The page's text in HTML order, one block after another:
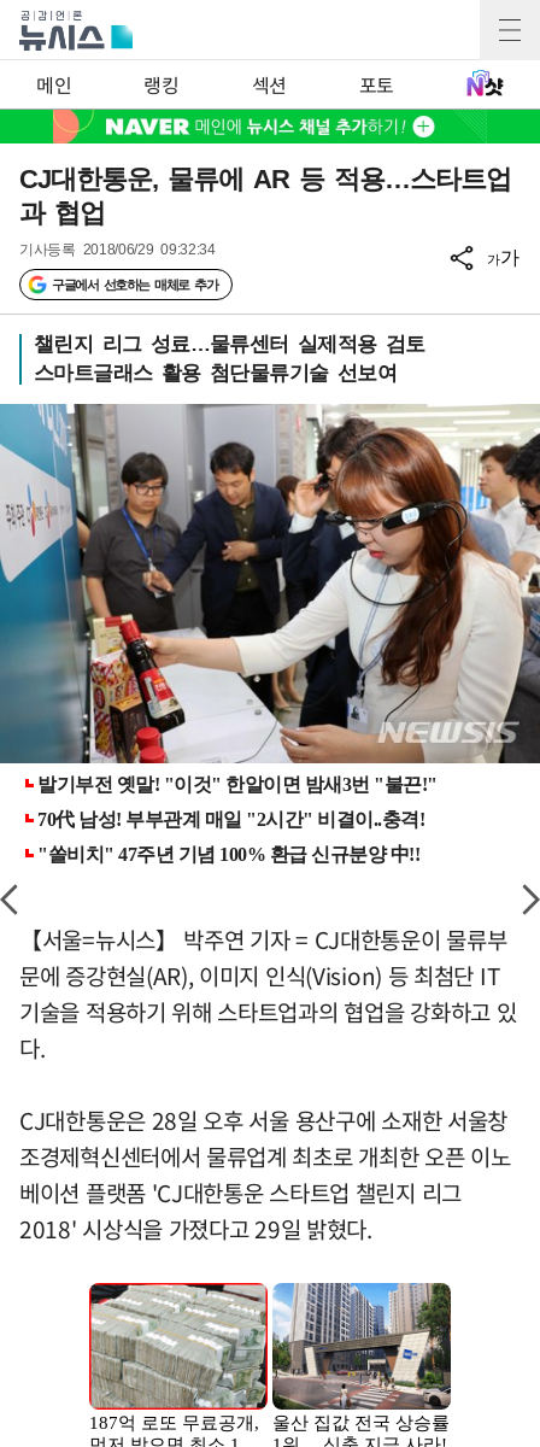
메인 랭킹 섹션 포토
CJ대한통운, 물류에 AR 등 적용…스타트업
과 협업
기사등록 2018/06/29 09:32:34
구글에서 선호하는 매체로 추가
가가
챌린지 리그 성료…물류센터 실제적용 검토
스마트글래스 활용 첨단물류기술 선보여
【서울=뉴시스】 박주연 기자 = CJ대한통운이 물류부
문에 증강현실(AR), 이미지 인식(Vision) 등 최첨단 IT
기술을 적용하기 위해 스타트업과의 협업을 강화하고 있
다.
CJ대한통운은 28일 오후 서울 용산구에 소재한 서울창
조경제혁신센터에서 물류업계 최초로 개최한 오픈 이노
베이션 플랫폼 'CJ대한통운 스타트업 챌린지 리그
2018' 시상식을 가졌다고 29일 밝혔다.